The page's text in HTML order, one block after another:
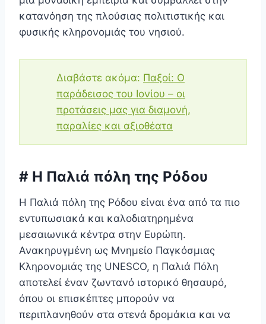
κατανόηση της πλούσιας πολιτιστικής και
φυσικής κληρονομιάς του νησιού.
Διαβάστε ακόμα: Παξοί: Ο
παράδεισος του Ιονίου – οι
προτάσεις μας για διαμονή,
παραλίες και αξιοθέατα
# Η Παλιά πόλη της Ρόδου
Η Παλιά πόλη της Ρόδου είναι ένα από τα πιο
εντυπωσιακά και καλοδιατηρημένα
μεσαιωνικά κέντρα στην Ευρώπη.
Ανακηρυγμένη ως Μνημείο Παγκόσμιας
Κληρονομιάς της UNESCO, η Παλιά Πόλη
αποτελεί έναν ζωντανό ιστορικό θησαυρό,
όπου οι επισκέπτες μπορούν να
περιπλανηθούν στα στενά δρομάκια και να